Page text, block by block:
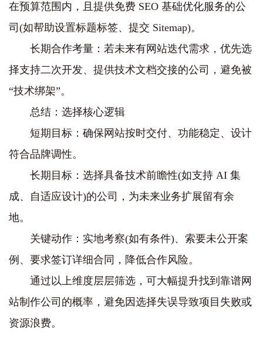
在预算范围内，且提供免费 SEO 基础优化服务的公
司(如帮助设置标题标签、提交 Sitemap)。
长期合作考量：若未来有网站迭代需求，优先选
择支持二次开发、提供技术文档交接的公司，避免被
“技术绑架”。
总结：选择核心逻辑
短期目标：确保网站按时交付、功能稳定、设计
符合品牌调性。
长期目标：选择具备技术前瞻性(如支持 AI 集
成、自适应设计)的公司，为未来业务扩展留有余
地。
关键动作：实地考察(如有条件)、索要未公开案
例、要求签订详细合同，降低合作风险。
通过以上维度层层筛选，可大幅提升找到靠谱网
站制作公司的概率，避免因选择失误导致项目失败或
资源浪费。